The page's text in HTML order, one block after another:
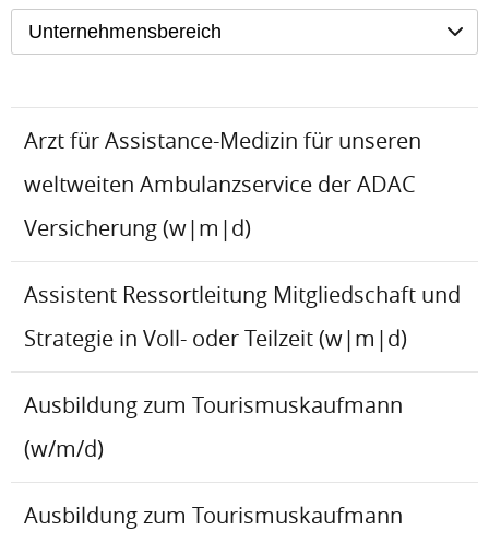
Unternehmensbereich
Arzt für Assistance-Medizin für unseren
weltweiten Ambulanzservice der ADAC
Versicherung (w|m|d)
Assistent Ressortleitung Mitgliedschaft und
Strategie in Voll- oder Teilzeit (w|m|d)
Ausbildung zum Tourismuskaufmann
(w/m/d)
Ausbildung zum Tourismuskaufmann